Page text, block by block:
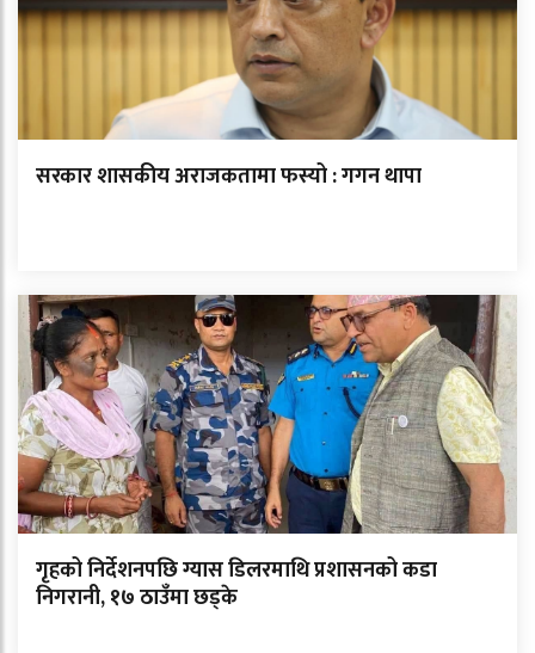
सरकार शासकीय अराजकतामा फस्यो : गगन थापा
गृहको निर्देशनपछि ग्यास डिलरमाथि प्रशासनको कडा
निगरानी, १७ ठाउँमा छड्के